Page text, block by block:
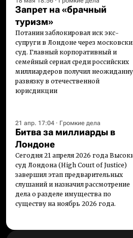
Запрет на «брачный
туризм»
Потанин заблокировал иск экс-
супруги в Лондоне через
суд. Главный корпоративный и
семейный сериал среди российских
миллиардеров получил
развязку в отечественной
юрисдикции
21 апр. 17:04 · Громкие дела
Битва за миллиарды в
Лондоне
Сегодня 21 апреля 2026 года
суд Лондона (High Court of Justice)
завершил этап предварительных
слушаний и назначил рассмотрение
дела о разделе имущества по
существу на ноябрь 2026 года.